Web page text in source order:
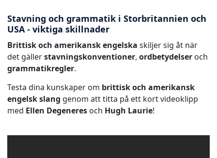
Stavning och grammatik i Storbritannien och
USA - viktiga skillnader
Brittisk och amerikansk engelska skiljer sig åt när
det gällerstavningskonventioner, ordbetydelser och
grammatikregler.
Testa dina kunskaper om brittisk och amerikansk
engelsk slang genom att titta på ett kort videoklipp
med Ellen Degeneres och Hugh Laurie!